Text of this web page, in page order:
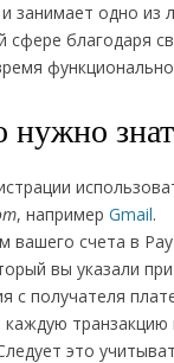
занимает одно из
сфере благодаря
нужно
, напримерGmail.
вашего счета в
вы указали
с получателя
каждую транзакцию
это